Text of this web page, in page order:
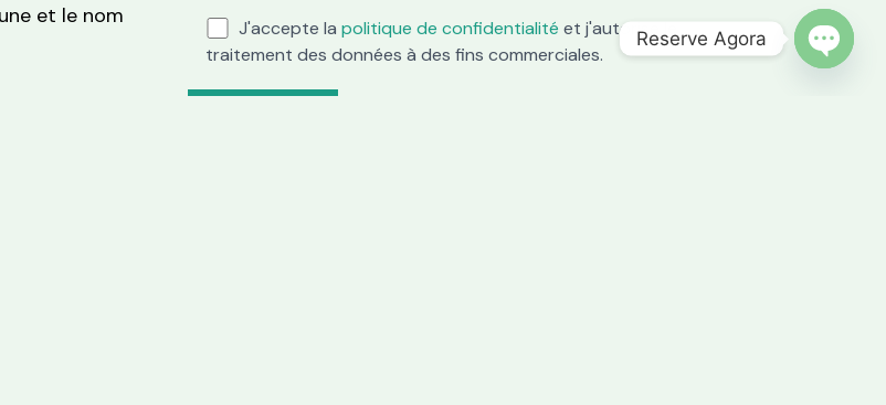
et le nom
J'accepte lapolitique de confidentialité et j'autorise le
traitement des données à des fins commerciales.
Reserve Agora
OPEN